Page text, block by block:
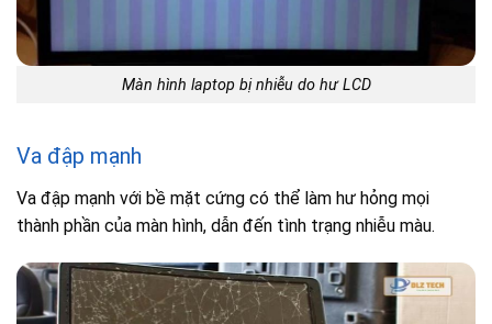
Màn hình laptop bị nhiễu do hư LCD
Va đập mạnh
Va đập mạnh với bề mặt cứng có thể làm hư hỏng mọi
thành phần của màn hình, dẫn đến tình trạng nhiễu màu.